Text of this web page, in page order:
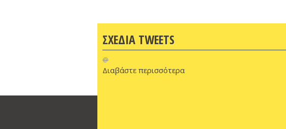
ΣΧΕΔΙΑ TWEETS
@
Διαβάστε περισσότερα